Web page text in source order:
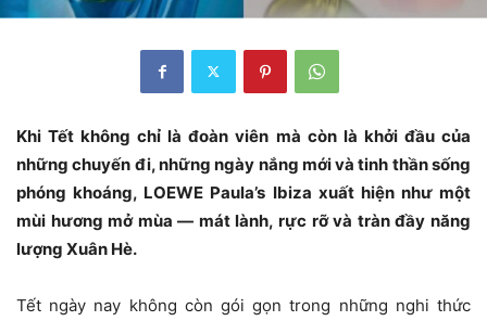
Khi Tết không chỉ là đoàn viên mà còn là khởi đầu của
những chuyến đi, những ngày nắng mới và tinh thần sống
phóng khoáng, LOEWE Paula’s Ibiza xuất hiện như một
mùi hương mở mùa — mát lành, rực rỡ và tràn đầy năng
lượng Xuân Hè.
Tết ngày nay không còn gói gọn trong những nghi thức